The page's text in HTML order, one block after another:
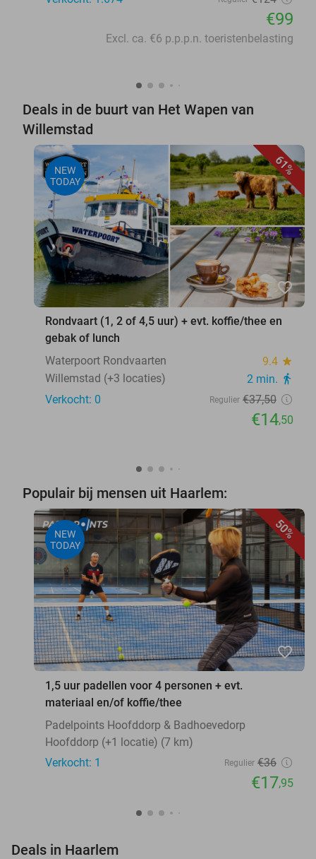
€99
Excl. ca. €6 p.p.p.n. toeristenbelasting
Deals in de buurt van Het Wapen van
Willemstad
61%
NEW
TODAY
favorite_border
Rondvaart (1, 2 of 4,5 uur) + evt. koffie/thee en
gebak of lunch
Waterpoort Rondvaarten
9.4 star
Willemstad (+3 locaties) 2 min. directions_walk
Verkocht: 0 Regulier €37,50
€14,50
Populair bij mensen uit Haarlem:
50%
NEW
TODAY
favorite_border
1,5 uur padellen voor 4 personen + evt.
materiaal en/of koffie/thee
Padelpoints Hoofddorp & Badhoevedorp
Hoofddorp (+1 locatie) (7 km)
Verkocht: 1
Regulier €36
€17,95
Deals in Haarlem